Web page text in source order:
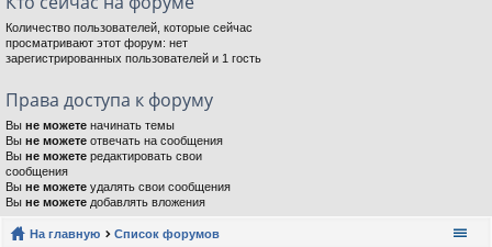
Количество пользователей, которые сейчас
просматривают этот форум: нет
зарегистрированных пользователей и 1 гость
Права доступа к форуму
Вы не можете начинать темы
Вы не можете отвечать на сообщения
Вы не можете редактировать свои
сообщения
Вы не можете удалять свои сообщения
Вы не можете добавлять вложения
На главную Список форумов